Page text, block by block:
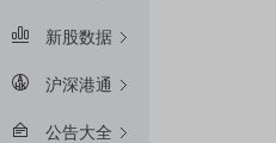
新股数据
沪深港通
公告大全